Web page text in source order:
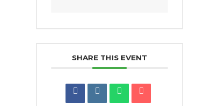
SHARE THIS EVENT